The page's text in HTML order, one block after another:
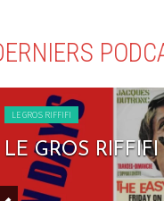
LE GROS RIFFIFI
LE GROS